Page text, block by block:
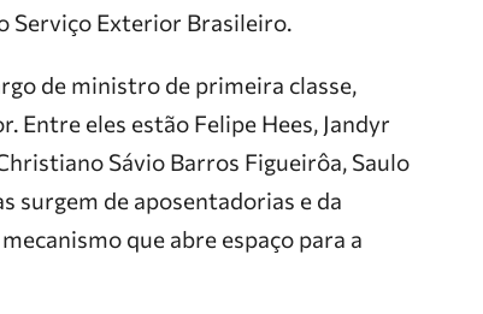
Serviço Exterior Brasileiro.
de ministro de primeira classe,
Entre eles estão Felipe Hees, Jandyr
Sávio Barros Figueirôa, Saulo
surgem de aposentadorias e da
que abre espaço para a